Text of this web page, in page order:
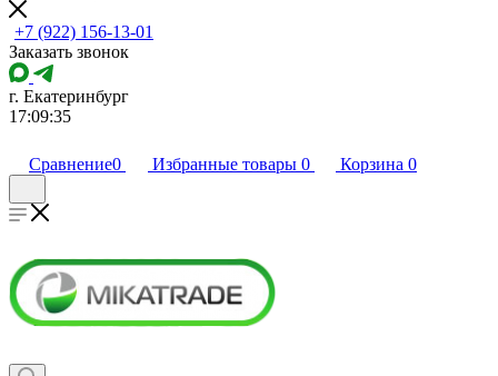
+7 (922) 156-13-01
Заказать звонок
г. Екатеринбург
17:09:35
Сравнение0 Избранные товары 0 Корзина 0